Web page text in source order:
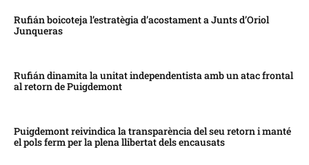
Rufián boicoteja l’estratègia d’acostament a Junts d’Oriol
Junqueras
Rufián dinamita la unitat independentista amb un atac frontal
al retorn de Puigdemont
Puigdemont reivindica la transparència del seu retorn i manté
el pols ferm per la plena llibertat dels encausats